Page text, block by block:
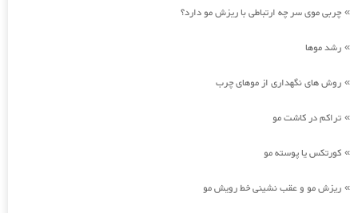
» چربی موی سر چه ارتباطی با ریزش مو دارد؟
» رشد موها
» روش های نگهداری از موهای چرب
» تراکم در کاشت مو
» کورتکس یا پوسته مو
» ریزش مو و عقب نشینی خط رویش مو